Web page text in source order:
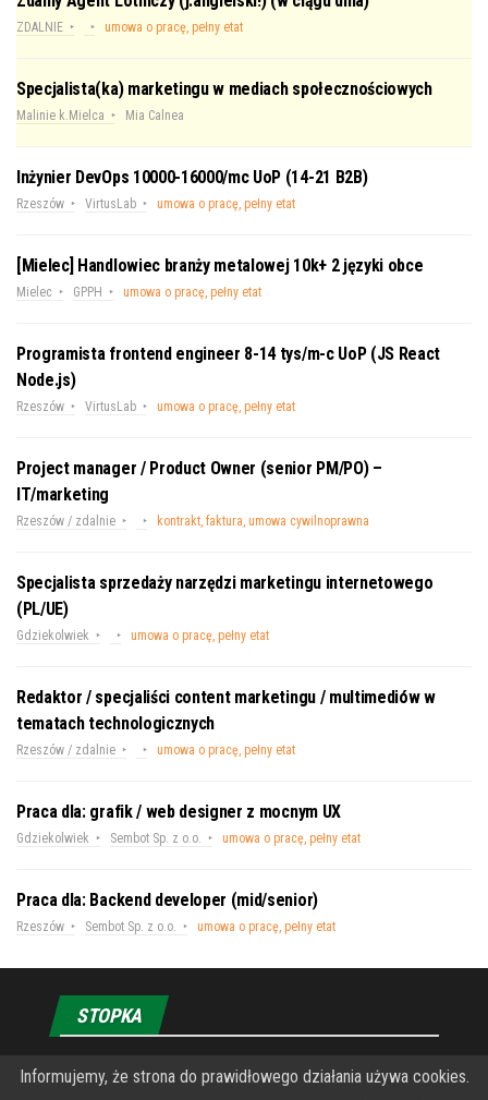
ZDALNIE umowa o pracę, pełny etat
Specjalista(ka) marketingu w mediach społecznościowych
Malinie k.Mielca Mia Calnea
Inżynier DevOps 10000-16000/mc UoP (14-21 B2B)
Rzeszów VirtusLab umowa o pracę, pełny etat
[Mielec] Handlowiec branży metalowej 10k+ 2 języki obce
Mielec GPPH umowa o pracę, pełny etat
Programista frontend engineer 8-14 tys/m-c UoP (JS React
Node.js)
Rzeszów VirtusLab umowa o pracę, pełny etat
Project manager / Product Owner (senior PM/PO) –
IT/marketing
Rzeszów / zdalnie kontrakt, faktura, umowa cywilnoprawna
Specjalista sprzedaży narzędzi marketingu internetowego
(PL/UE)
Gdziekolwiek umowa o pracę, pełny etat
Redaktor / specjaliści content marketingu / multimediów w
tematach technologicznych
Rzeszów / zdalnie umowa o pracę, pełny etat
Praca dla: grafik / web designer z mocnym UX
Gdziekolwiek Sembot Sp. z o.o. umowa o pracę, pełny etat
Praca dla: Backend developer (mid/senior)
Rzeszów Sembot Sp. z o.o. umowa o pracę, pełny etat
STOPKA
O Fundacji PRZEkarpacie
Informujemy, że strona do prawidłowego działania używa cookies.